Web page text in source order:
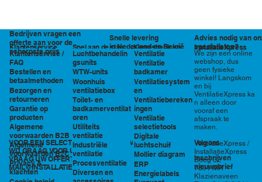
Klantenservice
Klantenservice /
FAQ
Bestellen en
betaalmethoden
Bezorgen en
retourneren
Garantie op
producten
Algemene
voorwaarden B2B
Algemene
voorwaarden B2C
Privacy &
klachten
VOOR EEN SELECTIE EN PRIJSOPGAVE STAAN
WIJ GRAAG VOOR U KLAAR!
VRAAG UW OFFERTE AAN VIA
MAIL@INSTALLATIEXPRESS.NL
Bedrijven vragen een
offerte aan voor de
scherpste prijs
Snelle levering
in Nederland en België
Advies nodig van
specialisten?
Snel aan de slag
Luchtbehandelin
gsunits
WTW-units
Woonhuis
ventilatiebox
Toilet- en
badkamerventilat
oren
Utiliteits
ventilatie
Industriële
ventilatie
Procesventilatie
Diversen en
Kennisbank en
tools
Ventilatie
Ventilatie
badkamer
Ventilatiesystem
en
Ventilatiebereken
ingen
Ventilatie
selectietools
Digitale
luchtschuif
Mollier diagram
ERP
Energielabels
We zijn een online
webshop, dus
geen fysieke
winkel! Langskom
en bij
VentilatieXpress ka
n alleen door
vooraf een
afspraak te
maken.
VentilatieXpress /
InstallatieXpress
Boeg 32
7891 MR
Klazienaveen
InstallatieXpress
Volg ons
Inschrijven
nieuwsbrief